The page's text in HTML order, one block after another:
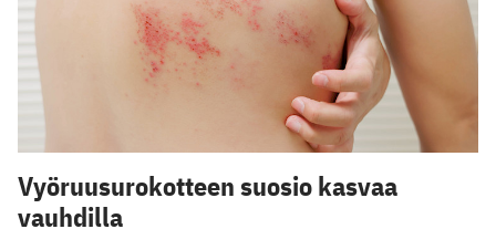
Vyöruusurokotteen suosio kasvaa
vauhdilla